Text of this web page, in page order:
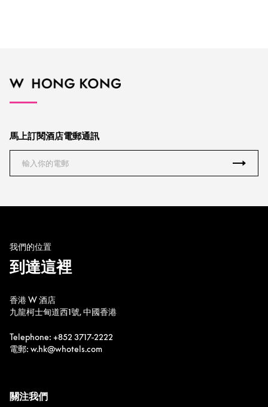
馬上訂閱酒店電郵通訊
我們的位置
到達這裡
香港 W 酒店
九龍柯士甸道西1號, 中國香港
Telephone: +852 3717-2222
電郵: w.hk@whotels.com
關注我們